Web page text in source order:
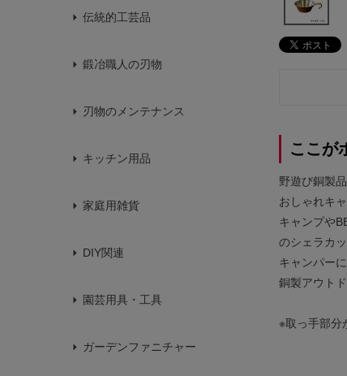
伝統的工芸品
鍛冶職人の刃物
刃物のメンテナンス
キッチン用品
家庭用雑貨
DIY関連
園芸用具・工具
ガーデンファニチャー
ここが
野遊び銅製
おしゃれキ
キャンプや
のシェラカ
キャンパー
銅製アウト
※取っ手部分